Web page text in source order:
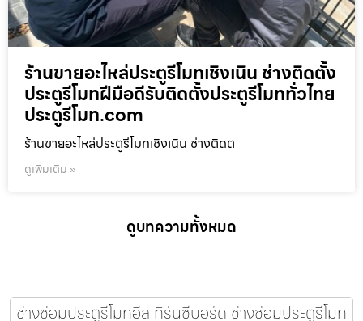
ร้านขายอะไหล่ประตูรีโมทเชิงเนิน ช่างติดตั้ง
ประตูรีโมทฝีมือดีรับติดตั้งประตูรีโมททั่วไทย
ประตูรีโมท.com
ร้านขายอะไหล่ประตูรีโมทเชิงเนิน ช่างติดต
ดูเพิ่มเติม »
ดูบทความทั้งหมด
ช่างซ่อมประตูรีโมทอีสเทิร์นซีบอร์ด ช่างซ่อมประตูรีโมท